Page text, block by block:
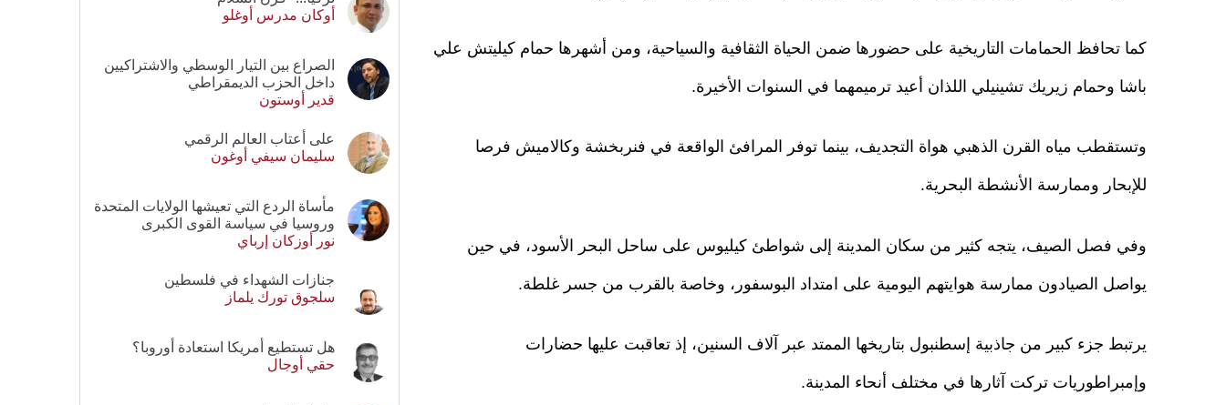
كما تحافظ الحمامات التاريخية على حضورها ضمن الحياة الثقافية والسياحية، ومن أشهرها حمام كيليتش علي
باشا وحمام زيريك تشينيلي اللذان أعيد ترميمهما في السنوات الأخيرة.
وتستقطب مياه القرن الذهبي هواة التجديف، بينما توفر المرافئ الواقعة في فنربخشة وكالاميش فرصا
للإبحار وممارسة الأنشطة البحرية.
وفي فصل الصيف، يتجه كثير من سكان المدينة إلى شواطئ كيليوس على ساحل البحر الأسود، في حين
يواصل الصيادون ممارسة هوايتهم اليومية على امتداد البوسفور، وخاصة بالقرب من جسر غلطة.
يرتبط جزء كبير من جاذبية إسطنبول بتاريخها الممتد عبر آلاف السنين، إذ تعاقبت عليها حضارات
وإمبراطوريات تركت آثارها في مختلف أنحاء المدينة.
أوكان مدرس أوغلو
الصراع بين التيار الوسطي والاشتراكيين
داخل الحزب الديمقراطي
قدير أوستون
على أعتاب العالم الرقمي
سليمان سيفي أوغون
مأساة الردع التي تعيشها الولايات المتحدة
وروسيا في سياسة القوى الكبرى
نور أوزكان إرباي
جنازات الشهداء في فلسطين
سلجوق تورك يلماز
هل تستطيع أمريكا استعادة أوروبا؟
حقي أوجال